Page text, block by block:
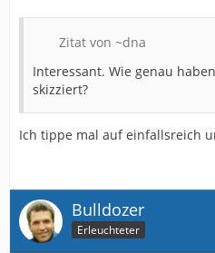
Zitat von ~dna
Interessant. Wie genau
skizziert?
Ich tippe mal auf einfallsreich
Bulldozer
Erleuchteter